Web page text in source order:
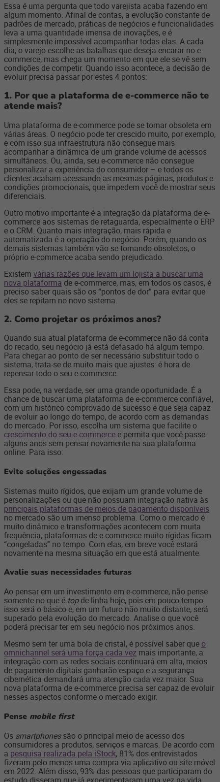
Essa é uma pergunta que todo varejista acaba fazendo em
algum momento. Afinal de contas, a evolução constante de
padrões de mercado, práticas de negócios e funcionalidades
leva a uma quantidade imensa de inovações, e é
simplesmente impossível acompanhar todas elas. A cada
dia, o varejo escolhe as batalhas que deseja encarar no e-
commerce, mas chega um momento em que ele se vê sem
condições de competir. Quando isso acontece, a decisão de
evoluir precisa passar por estes 4 pontos:
1. Por que a plataforma de e-commerce não te
atende mais?
Uma plataforma de e-commerce pode se tornar obsoleta em
várias áreas. O negócio pode ter crescido muito, por exemplo,
e com isso sua infraestrutura não consegue mais
acompanhar a dinâmica de um grande volume de acessos
simultâneos. Ou, ainda, seu e-commerce não consegue
personalizar a experiência do consumidor – e todos os
clientes acabam acessando as mesmas páginas, produtos e
condições promocionais, que impedem você de mostrar seus
diferenciais.
Outro motivo importante é a integração da plataforma de e-
commerce aos sistemas de retaguarda, especialmente o ERP
e o CRM. Quanto mais integração, mais rápida e
automatizada é a operação do negócio. Porém, quando os
demais sistemas também vão se tornando obsoletos, o
próprio e-commerce acaba sendo prejudicado.
Existem várias razões que levam um lojista a buscar uma
nova plataforma de e-commerce, mas, em todos os casos, é
preciso saber quais são os “pontos de dor” para evitar que
eles se repitam no novo sistema.
2. Como projetar os próximos anos?
Quando sua atual plataforma de e-commerce não dá conta
do recado, seu negócio já está defasado há algum tempo.
Para chegar ao ponto de ser necessário substituir todo o
sistema, trata-se de muito mais que ajustes: é hora de
repensar todo o seu e-commerce.
Essa pode, na verdade, ser uma grande oportunidade. É a
chance de buscar uma plataforma de e-commerce confiável,
com um histórico comprovado de sucesso e que seja capaz
de evoluir ao longo do tempo, de acordo com as demandas
do mercado. Por isso, escolha um sistema que facilite o
crescimento do seu e-commerce e permita que você passe
alguns anos sem pensar novamente na sua plataforma
online. Para isso:
Evite soluções engessadas
Sistemas muito rígidos, que exijam um grande volume de
personalizações ou que não possuam integração nativa às
principais plataformas de meios de pagamento disponíveis
no mercado são um imenso problema. Como o mercado é
muito dinâmico e transformações acontecem com muita
frequência, plataformas de e-commerce muito rígidas ficam
“congeladas” no tempo. Com elas, em breve você estará
novamente na mesma situação em que está atualmente.
Avalie suas necessidades futuras
Ao pensar em um investimento em e-commerce, não pense
somente no que é topde linha hoje, pois em pouco tempo
isso será o básico e, em um futuro não muito distante, será
superado pela evolução do mercado. Analise o que você
poderá precisar ter em seu negócio nos próximos anos.
Mesmo sem ter uma bola de cristal, é possível saber que o
omnichannel será uma força cada vez mais importante, a
integração com as redes sociais continuará em alta, meios
de pagamento digitais ganharão espaço e a segurança
cibernética demandará uma atenção cada vez maior. Sua
nova plataforma de e-commerce precisa ser capaz de evoluir
nesses aspectos conforme o mercado exigir.
Pense mobile first
Os smartphonessão o principal meio de acesso dos
consumidores a produtos, serviços e marcas. De acordo com
a pesquisa realizada pela iStock, 81% dos entrevistados
fizeram pelo menos uma compra via aplicativo ou site móvel
em 2022. Além disso, 93% das pessoas que participaram do